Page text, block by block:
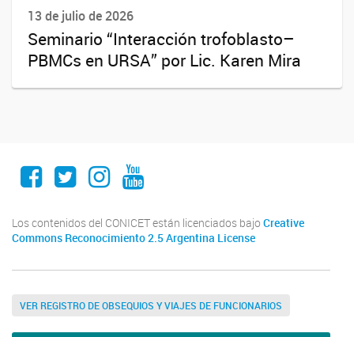
13 de julio de 2026
Seminario “Interacción trofoblasto–
PBMCs en URSA” por Lic. Karen Mira
Facebook
Twitter
Instagram
Youtube
Los contenidos del CONICET están licenciados bajo Creative
Commons Reconocimiento 2.5 Argentina License
VER REGISTRO DE OBSEQUIOS Y VIAJES DE FUNCIONARIOS